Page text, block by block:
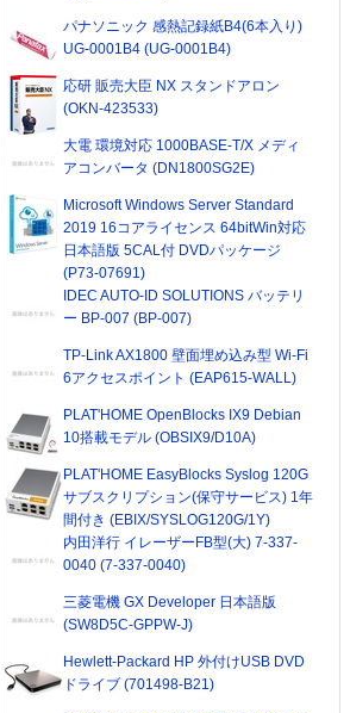
パナソニック 感熱記録紙B4(6本入り)
UG-0001B4 (UG-0001B4)
応研 販売大臣 NX スタンドアロン
(OKN-423533)
大電 環境対応 1000BASE-T/X メディ
アコンバータ (DN1800SG2E)
Microsoft Windows Server Standard
2019 16コアライセンス 64bitWin対応
日本語版 5CAL付 DVDパッケージ
(P73-07691)
IDEC AUTO-ID SOLUTIONS バッテリ
ー BP-007 (BP-007)
TP-Link AX1800 壁面埋め込み型 Wi-Fi
6アクセスポイント (EAP615-WALL)
PLAT'HOME OpenBlocks IX9 Debian
10搭載モデル (OBSIX9/D10A)
PLAT'HOME EasyBlocks Syslog 120G
サブスクリプション(保守サービス) 1年
間付き (EBIX/SYSLOG120G/1Y)
内田洋行 イレーザーFB型(大) 7-337-
0040 (7-337-0040)
三菱電機 GX Developer 日本語版
(SW8D5C-GPPW-J)
Hewlett-Packard HP 外付けUSB DVD
ドライブ (701498-B21)